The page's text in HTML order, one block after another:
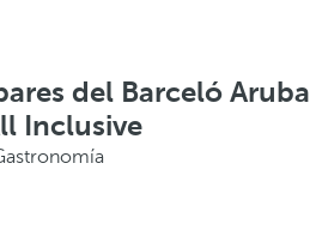
del Barceló Aruba
Inclusive